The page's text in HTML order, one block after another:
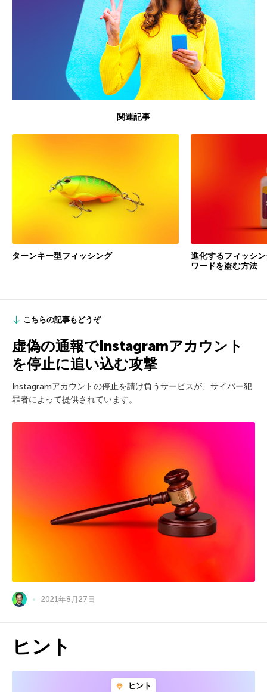
関連記事
ターンキー型フィッシング
進化するフィッシ
ワードを盗む方法
こちらの記事もどうぞ
虚偽の通報でInstagramアカウント
を停止に追い込む攻撃
Instagramアカウントの停止を請け負うサービスが、サイバー犯
罪者によって提供されています。
2021年8月27日
ヒント
ヒント